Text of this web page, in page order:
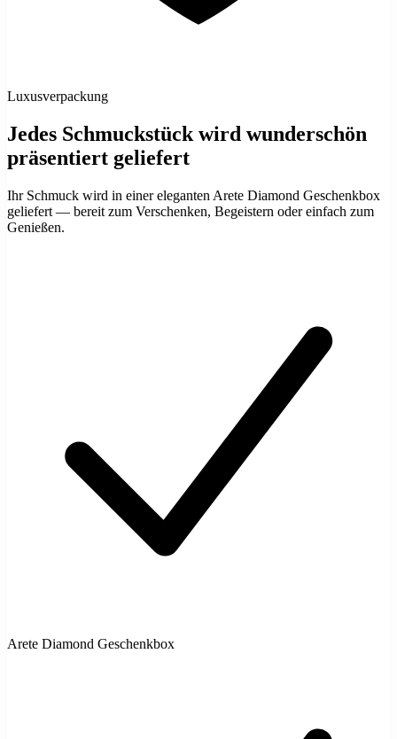
Luxusverpackung
Jedes Schmuckstück wird wunderschön
präsentiert geliefert
Ihr Schmuck wird in einer eleganten Arete Diamond Geschenkbox
geliefert — bereit zum Verschenken, Begeistern oder einfach zum
Genießen.
Arete Diamond Geschenkbox